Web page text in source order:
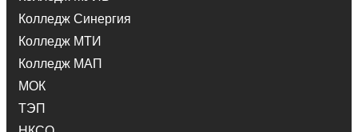
Колледж Синергия
Колледж МТИ
Колледж МАП
МОК
ТЭП